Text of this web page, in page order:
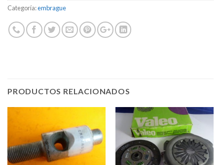
Categoría:embrague
PRODUCTOS RELACIONADOS